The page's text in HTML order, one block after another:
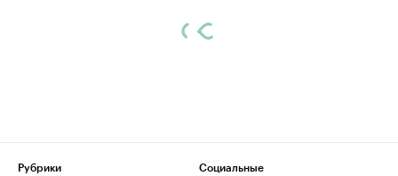
Рубрики
Социальные